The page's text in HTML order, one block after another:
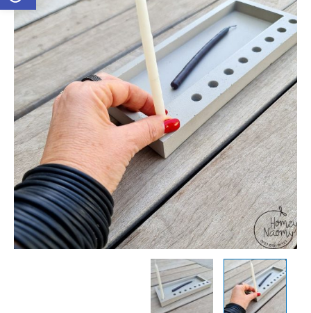
חנוכיית
מגש
מבטון
אפור